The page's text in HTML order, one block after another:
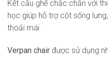
Kết cấu ghế chắc chắn với
học giúp hỗ trợ cột sống
thoải mái.
Verpan chair được sử dụng